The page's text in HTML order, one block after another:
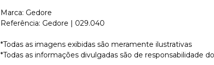
Marca: Gedore
Referência: Gedore | 029.040
*Todas as imagens exibidas são meramente ilustrativas
*Todas as informações divulgadas são de responsabilidade